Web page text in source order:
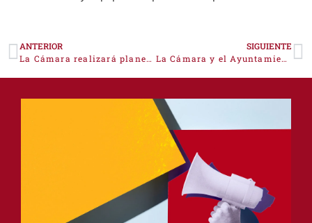
ANTERIOR
La Cámara realizará planes de igualdad para empresas
SIGUIENTE
La Cámara y el Ayuntamiento de Cáceres colaborarán para ayudar a las empresas a salir de la crisis